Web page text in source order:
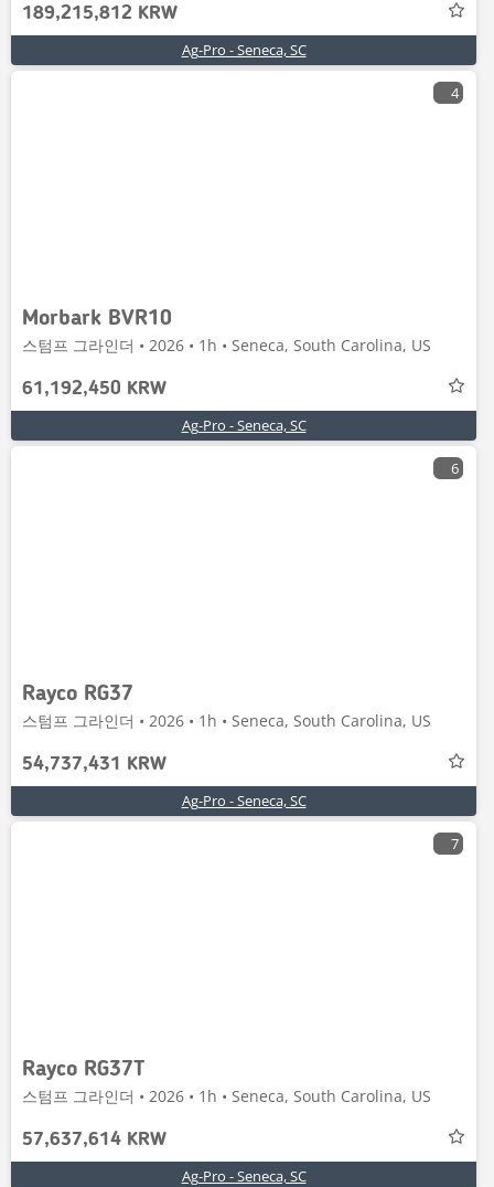
189,215,812 KRW
Ag-Pro - Seneca, SC
4
Morbark BVR10
스텀프 그라인더 • 2026 • 1h • Seneca, South Carolina, US
61,192,450 KRW
Ag-Pro - Seneca, SC
6
Rayco RG37
스텀프 그라인더 • 2026 • 1h • Seneca, South Carolina, US
54,737,431 KRW
Ag-Pro - Seneca, SC
7
Rayco RG37T
스텀프 그라인더 • 2026 • 1h • Seneca, South Carolina, US
57,637,614 KRW
Ag-Pro - Seneca, SC